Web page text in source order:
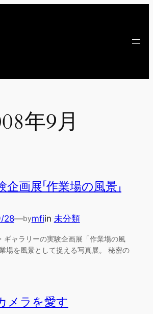
年9月
画展「作業場の風景」
28—bymfiin 未分類
ギャラリーの実験企画展「作業場の風
場を風景として捉える写真展。 秘密の
メラを愛す